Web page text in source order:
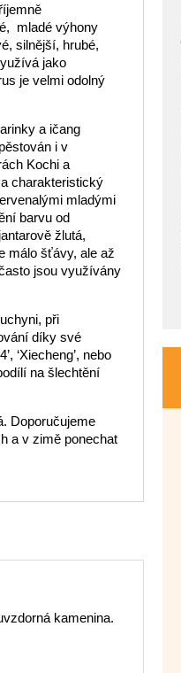
mladé výhony
silnější, hrubé,
jako
je velmi odolný
a ičang
i v
Kochi a
charakteristický
mladými
barvu od
žlutá,
málo šťávy, ale až
jsou využívány
při
díky své
‘Xiecheng’, nebo
na šlechtění
Doporučujeme
a v zimě ponechat
kamenina.